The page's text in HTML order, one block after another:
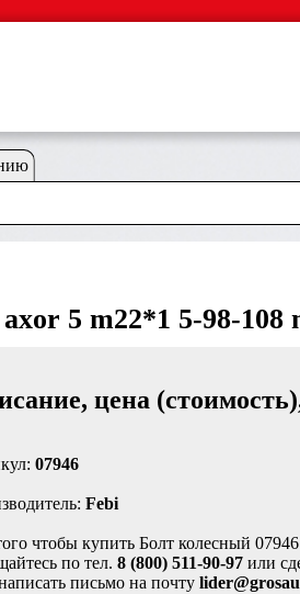
5 m22*1 5-98-
цена
07946
Febi
чтобы купить Болт колесный
по тел. 8 (800) 511-90-97 или
письмо на почту